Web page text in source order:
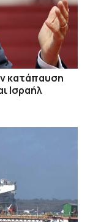
κατάπαυση
Ισραήλ